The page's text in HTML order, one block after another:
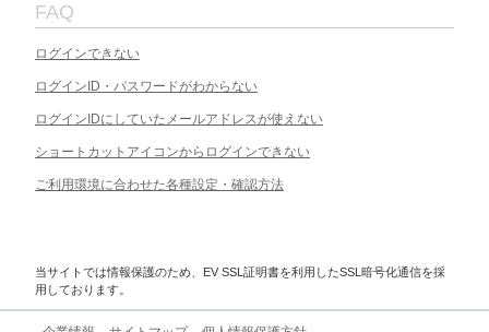
FAQ
ログインできない
ログインID・パスワードがわからない
ログインIDにしていたメールアドレスが使えない
ショートカットアイコンからログインできない
ご利用環境に合わせた各種設定・確認方法
当サイトでは情報保護のため、EV SSL証明書を利用したSSL暗号化通信を採
用しております。